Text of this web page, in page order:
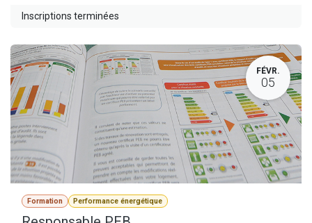
Inscriptions terminées
FÉVR.
05
Formation Performance énergétique